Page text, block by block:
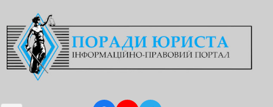
до
основного
вмісту